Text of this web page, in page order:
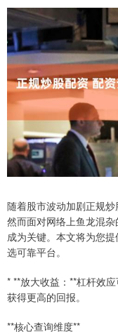
随着股市波动加剧正规炒
然而面对网络上鱼龙混
成为关键。本文将为您
选可靠平台。
* **放大收益：**杠杆效
获得更高的回报。
**核心查询维度**